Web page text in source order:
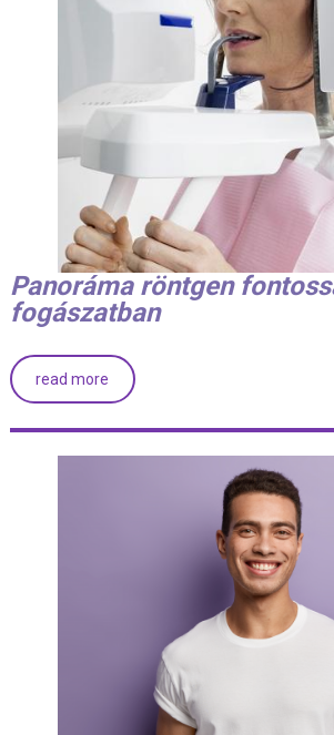
Panoráma röntgen
fogászatban
read more